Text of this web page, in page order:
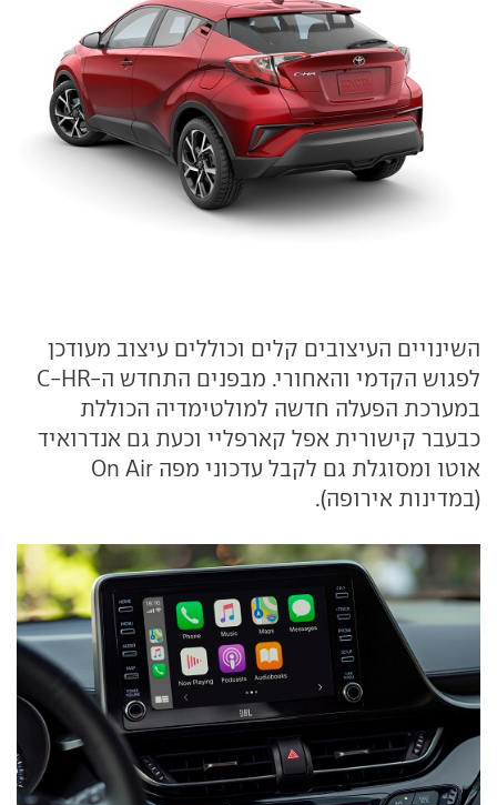
השינויים העיצובים קלים וכוללים עיצוב מעודכן
לפגוש הקדמי והאחורי. מבפנים התחדש ה-C-HR
במערכת הפעלה חדשה למולטימדיה הכוללת
כבעבר קישורית אפל קארפליי וכעת גם אנדרואיד
אוטו ומסוגלת גם לקבל עדכוני מפה On Air
(במדינות אירופה).